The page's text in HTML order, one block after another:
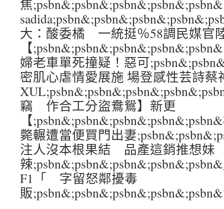
焦
大：酸委橘 一統挺％58調民媒官
【
婦老車單死撞疑！惡可
密肌心虐情愛展施 場登感性芸詩蔡
竊 作合工分盜鴦鴛】新更
【
斃輾遭當便買門出妻
注人沒本根果結 品產這銷推想妹
辣
F1「 字留怒鄰擾毒
販